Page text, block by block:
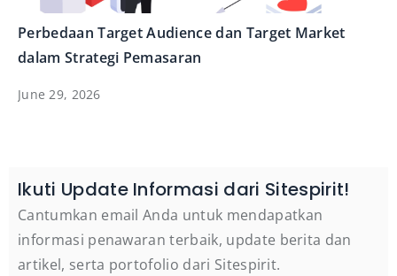
Perbedaan Target Audience dan Target Market
dalam Strategi Pemasaran
June 29, 2026
Ikuti Update Informasi dari Sitespirit!
Cantumkan email Anda untuk mendapatkan
informasi penawaran terbaik, update berita dan
artikel, serta portofolio dari Sitespirit.